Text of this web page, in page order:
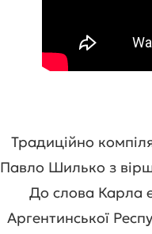
Традиційно
Павло Шилько з
До слова Карла
Аргентинської